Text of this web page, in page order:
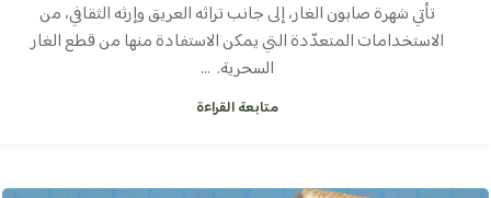
تأتي شهرة صابون الغار، إلى جانب تراثه العريق وإرثه الثقافي، من
الاستخدامات المتعدّدة التي يمكن الاستفادة منها من قطع الغار
السحرية. ...
متابعة القراءة